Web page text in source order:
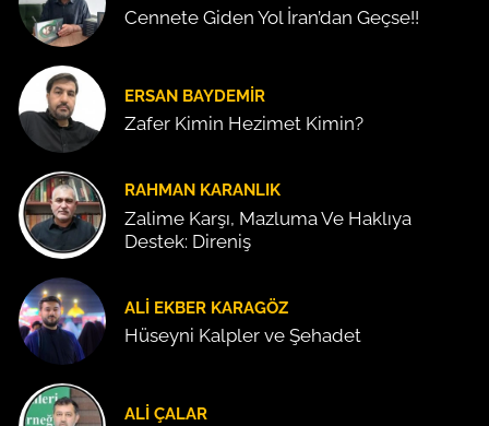
Cennete Giden Yol İran’dan Geçse!!
ERSAN BAYDEMIR
Zafer Kimin Hezimet Kimin?
RAHMAN KARANLIK
Zalime Karşı, Mazluma Ve Haklıya
Destek: Direniş
ALI EKBER KARAGÖZ
Hüseyni Kalpler ve Şehadet
ALI ÇALAR